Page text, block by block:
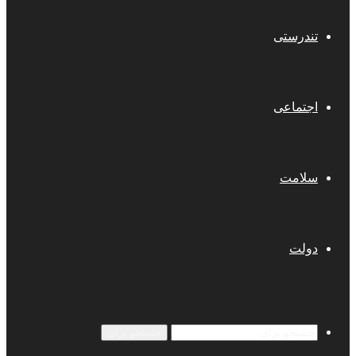
تندرستی
اجتماعی
سلامت
دولت